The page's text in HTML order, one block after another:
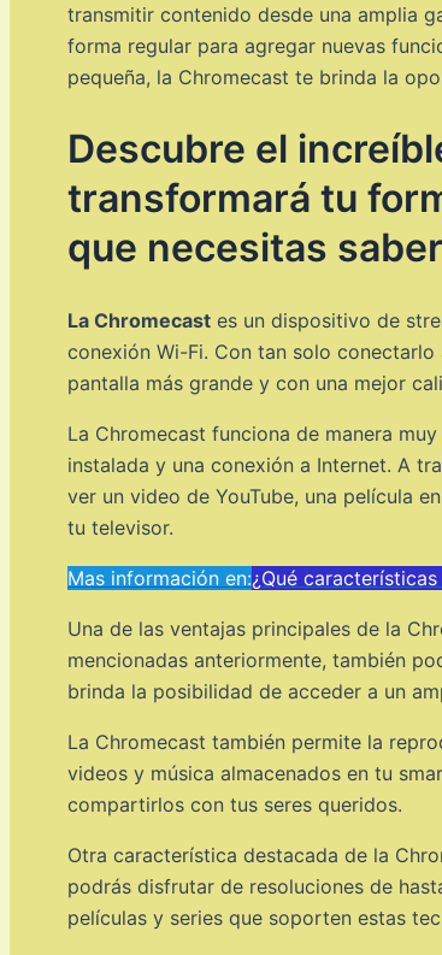
transmitir contenido desde una amplia
forma regular para agregar nuevas
pequeña, la Chromecast te brinda la
Descubre el
transformará tu
que necesitas
La Chromecast es un dispositivo de
conexión Wi-Fi. Con tan solo
pantalla más grande y con una mejor
La Chromecast funciona de manera
instalada y una conexión a Internet. A
ver un video de YouTube, una película
tu televisor.
Mas información en:¿Qué
Una de las ventajas principales de la
mencionadas anteriormente, también
brinda la posibilidad de acceder a un
La Chromecast también permite la
videos y música almacenados en tu
compartirlos con tus seres queridos.
Otra característica destacada de la
podrás disfrutar de resoluciones de
películas y series que soporten estas